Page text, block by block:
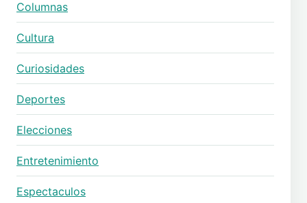
Columnas
Cultura
Curiosidades
Deportes
Elecciones
Entretenimiento
Espectaculos